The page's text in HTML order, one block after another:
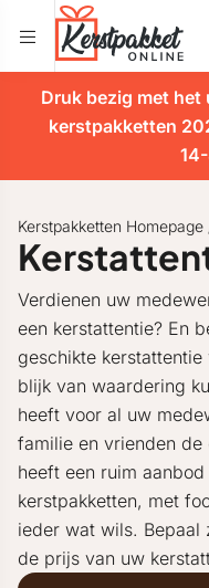
Druk bezig met het
kerstpakketten
Kerstpakketten Homepage
Verdienen uw
een kerstattentie? En
geschikte
blijk van waardering
heeft voor al uw
familie en vrienden de
heeft een ruim
kerstpakketten, met
ieder wat wils. Bepaal
de prijs van uw